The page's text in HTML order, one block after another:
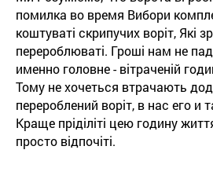
помилка во время Вибори
коштуваті скрипучих воріт, Які
перероблюваті. Гроші нам не
именно головне - вітраченій
Тому не хочеться втрачають
перероблений воріт, в нас его и
Краще пріділіті цею годину
просто відпочіті.